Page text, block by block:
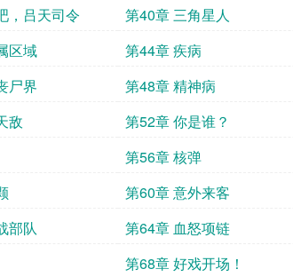
，吕天司令
第40章 三角星人
区域
第44章 疾病
尸界
第48章 精神病
敌
第52章 你是谁？
第56章 核弹
第60章 意外来客
部队
第64章 血怒项链
第68章 好戏开场！